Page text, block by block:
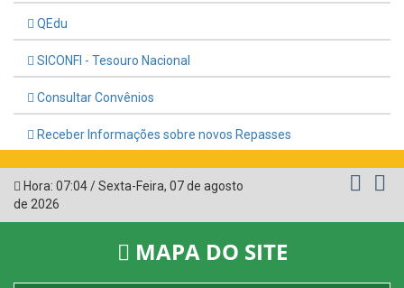
QEdu
SICONFI - Tesouro Nacional
Consultar Convênios
Receber Informações sobre novos Repasses
Hora: 07:04/Sexta-Feira, 07 de agosto
de 2026
MAPA DO SITE